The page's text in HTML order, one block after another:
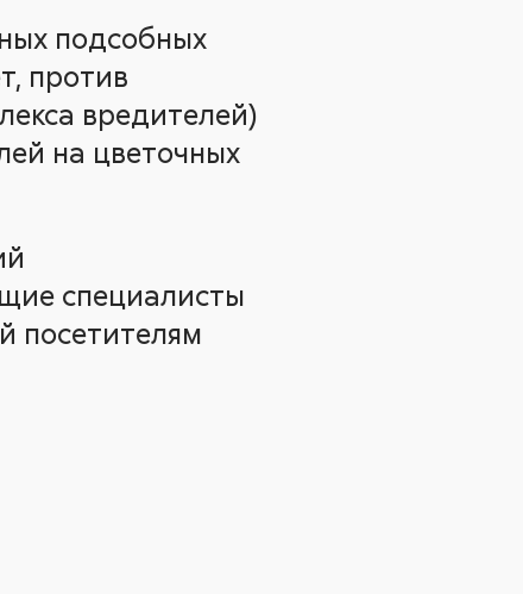
подсобных
против
вредителей)
на цветочных
специалисты
посетителям